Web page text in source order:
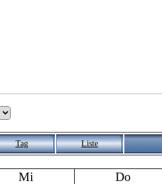
Tag Liste
Mi Do